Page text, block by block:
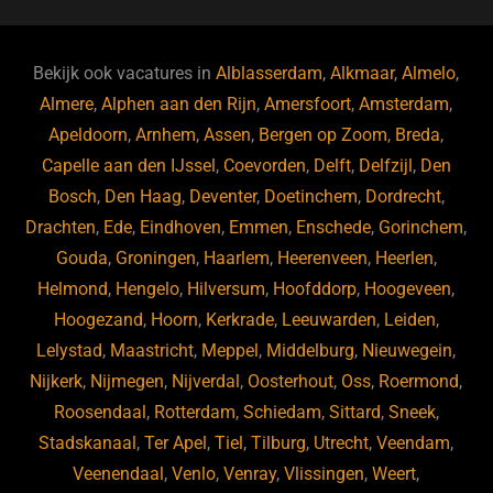
b
o
o
k
ky dI
n
Bekijk ook vacatures inAlblasserdam,Alkmaar,Almelo,
Almere,Alphen aan den Rijn,Amersfoort,Amsterdam,
Apeldoorn,Arnhem,Assen, Bergen op Zoom, Breda,
Capelle aan den IJssel, Coevorden, Delft, Delfzijl, Den
Bosch, Den Haag, Deventer, Doetinchem, Dordrecht,
Drachten, Ede, Eindhoven, Emmen, Enschede, Gorinchem,
Gouda, Groningen, Haarlem, Heerenveen, Heerlen,
Helmond, Hengelo, Hilversum, Hoofddorp, Hoogeveen,
Hoogezand, Hoorn, Kerkrade, Leeuwarden, Leiden,
Lelystad, Maastricht, Meppel, Middelburg, Nieuwegein,
Nijkerk, Nijmegen, Nijverdal, Oosterhout, Oss, Roermond,
Roosendaal, Rotterdam, Schiedam, Sittard, Sneek,
Stadskanaal,Ter Apel,Tiel,Tilburg, Utrecht,Veendam,
Veenendaal,Venlo,Venray,Vlissingen,Weert,